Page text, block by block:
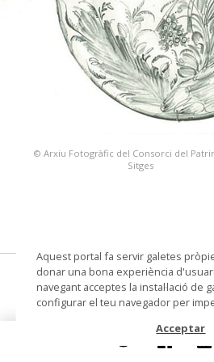
© Arxiu Fotogràfic del Consorci del
Sitges
plata
Datació Segle
Aquest portal fa servir galetes
donar una bona experiència
navegant acceptes la instal·lació de
configurar el teu navegador per
Acceptar